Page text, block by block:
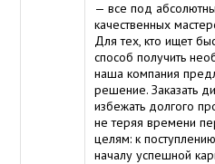
— все под
качественных
Для тех, кто ищет
способ получить
наша компания
решение. Заказать
избежать долгого
не теряя времени
целям: к
началу успешной